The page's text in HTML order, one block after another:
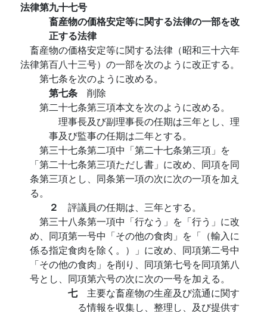
法律第九十七号
畜産物の価格安定等に関する法律の一部を改
正する法律
畜産物の価格安定等に関する法律（昭和三十六年
法律第百八十三号）の一部を次のように改正する。
第七条を次のように改める。
第七条 削除
第二十七条第三項本文を次のように改める。
理事長及び副理事長の任期は三年とし、理
事及び監事の任期は二年とする。
第三十七条第二項中「第二十七条第三項」を
「第二十七条第三項ただし書」に改め、同項を同
条第三項とし、同条第一項の次に次の一項を加え
る。
２ 評議員の任期は、三年とする。
第三十八条第一項中「行なう」を「行う」に改
め、同項第一号中「その他の食肉」を「（輸入に
係る指定食肉を除く。）」に改め、同項第二号中
「その他の食肉」を削り、同項第七号を同項第八
号とし、同項第六号の次に次の一号を加える。
七 主要な畜産物の生産及び流通に関す
る情報を収集し、整理し、及び提供す